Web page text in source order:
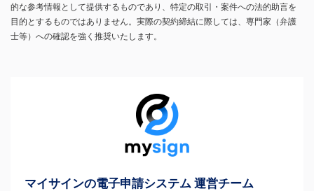
的な参考情報として提供するものであり、特定の取引・案件への法的助言を
目的とするものではありません。実際の契約締結に際しては、専門家（弁護
士等）への確認を強く推奨いたします。
マイサインの電子申請システム 運営チーム